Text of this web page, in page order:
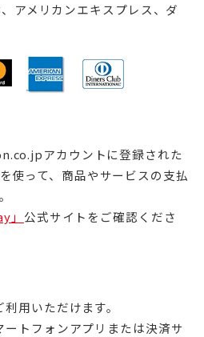
アメリカンエキスプレス、ダ
アカウントに登録された
使って、商品やサービスの支払
」 公式サイトをご確認くださ
用いただけます。
トフォンアプリまたは決済サ